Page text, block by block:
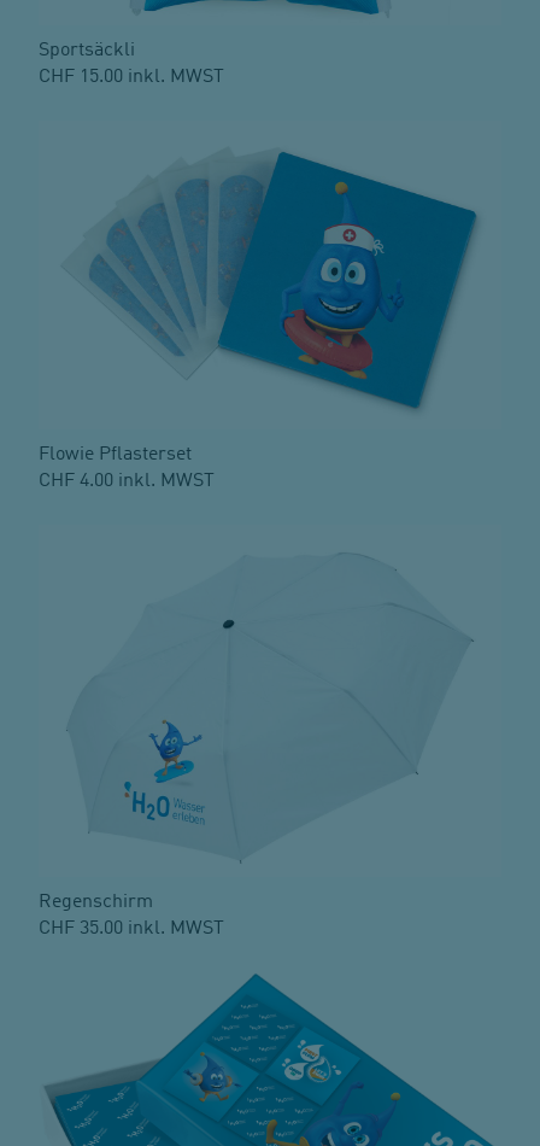
Sportsäckli
CHF 15.00 inkl. MWST
Flowie Pflasterset
CHF 4.00 inkl. MWST
Regenschirm
CHF 35.00 inkl. MWST